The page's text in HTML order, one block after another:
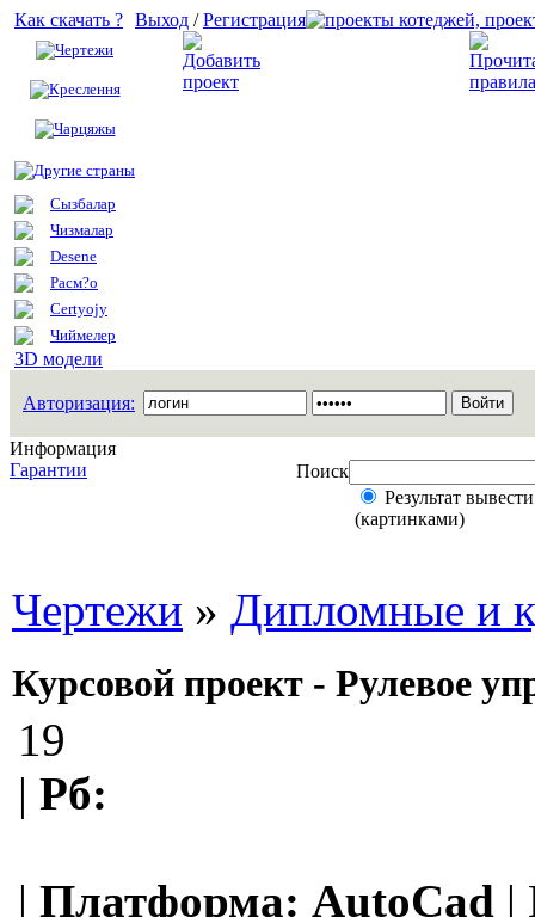
Как скачать ?
Чертежи
Креслення
Чарцяжы
Другие страны
Сызбалар
Чизмалар
Desene
Расм?о
Certyojy
Чиймелер
3D модели
Выход /Регистрация
Авторизация:
Информация
Гарантии
Поиск
Результат
(картинками)
Чертежи » Дипломные и
Курсовой проект - Рулевое
19
| Рб:
| Платформа: AutoCad |